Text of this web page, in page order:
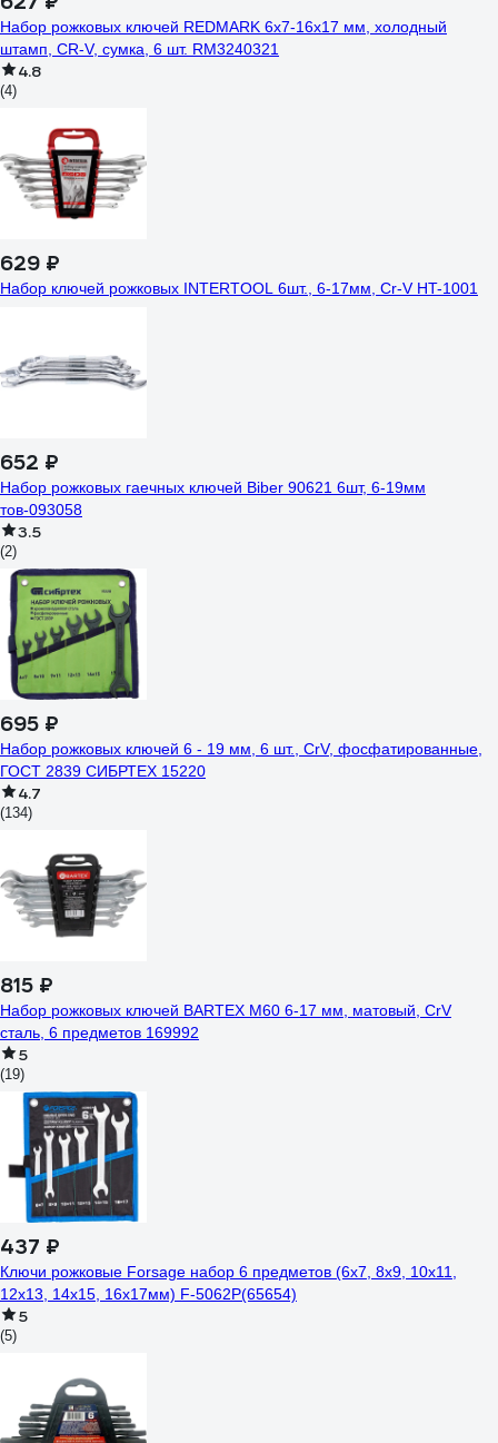
Набор рожковых ключей REDMARK 6x7-16x17 мм, холодный
штамп, CR-V, сумка, 6 шт. RM3240321
4.8
(4)
629 ₽
Набор ключей рожковых INTERTOOL 6шт., 6-17мм, Cr-V HT-1001
652 ₽
Набор рожковых гаечных ключей Biber 90621 6шт, 6-19мм
тов-093058
3.5
(2)
695 ₽
Набор рожковых ключей 6 - 19 мм, 6 шт., CrV, фосфатированные,
ГОСТ 2839 СИБРТЕХ 15220
4.7
(134)
815 ₽
Набор рожковых ключей BARTEX М60 6-17 мм, матовый, CrV
сталь, 6 предметов 169992
5
(19)
437 ₽
Ключи рожковые Forsage набор 6 предметов (6х7, 8х9, 10х11,
12х13, 14х15, 16х17мм) F-5062P(65654)
5
(5)